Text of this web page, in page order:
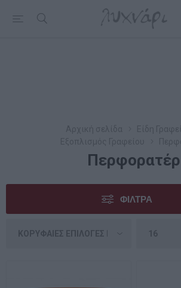
Περφορατέρ
ΦΊΛΤΡΑ